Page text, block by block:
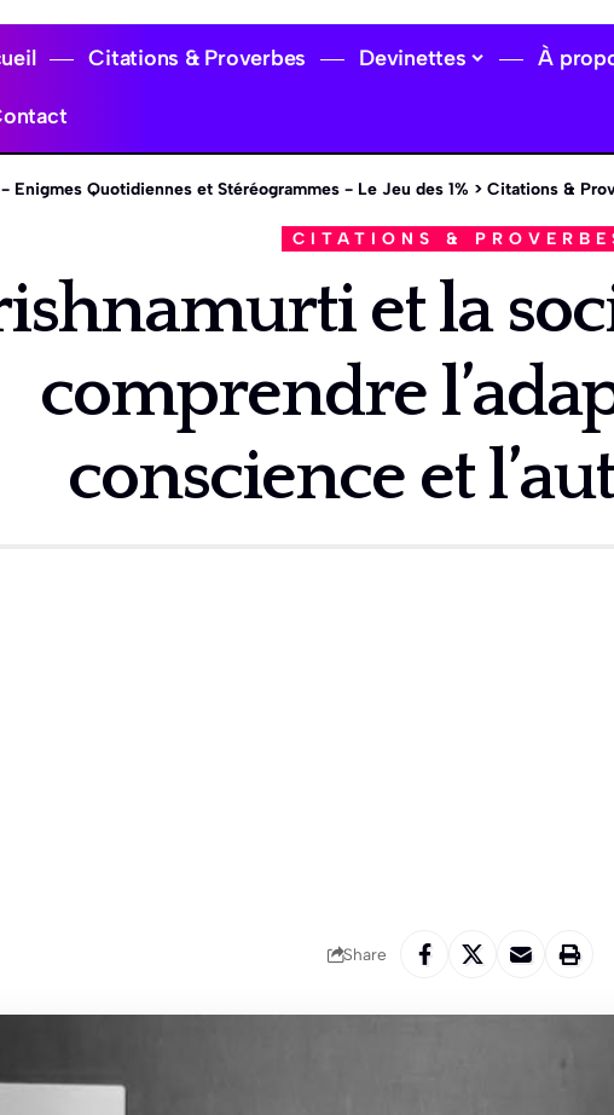
Citations & Proverbes Devinettes À
Enigmes Quotidiennes et Stéréogrammes - Le Jeu des 1% > Citations &
CITATIONS &
et la
comprendre
conscience et
Share